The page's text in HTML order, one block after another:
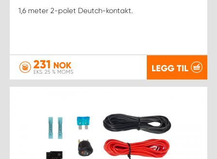
1,6 meter 2-polet Deutch-kontakt.
231 NOK
EKS. 25 % MOMS LEGG TIL